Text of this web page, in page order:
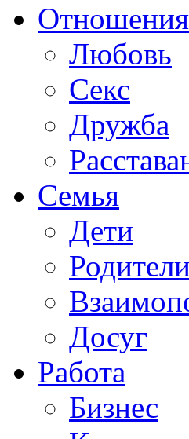
Отношения
Любовь
Секс
Дружба
Семья
Дети
Родители
Досуг
Работа
Бизнес